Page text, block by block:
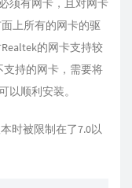
须有网卡，且对网卡
上所有的网卡的驱
的网卡支持较
支持的网卡，需要将
以顺利安装。
时被限制在了7.0以